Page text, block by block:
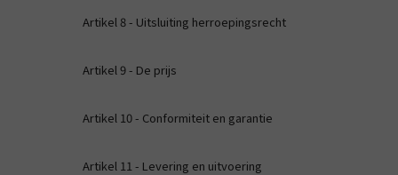
Artikel 8 - Uitsluiting herroepingsrecht
Artikel 9 - De prijs
Artikel 10 - Conformiteit en garantie
Artikel 11 - Levering en uitvoering